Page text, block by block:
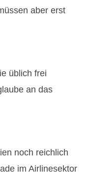
aber erst
üblich frei
an das
noch reichlich
im Airlinesektor